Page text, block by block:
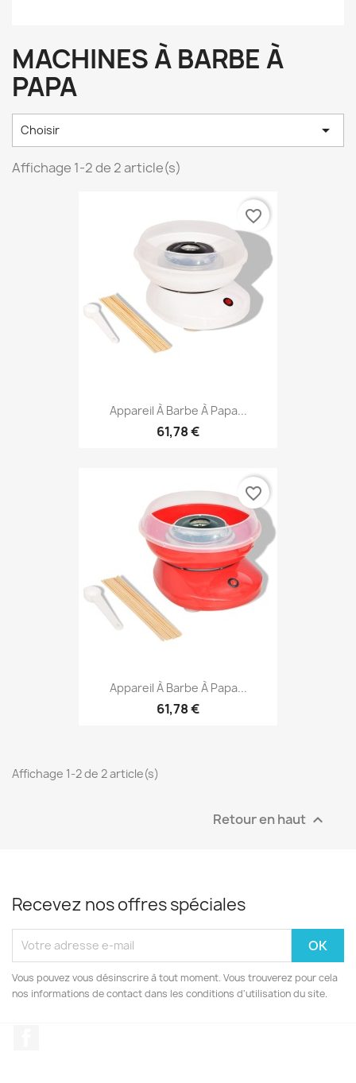
MACHINES À BARBE À
PAPA
Choisir 
Affichage 1-2 de 2 article(s)
Appareil À Barbe À Papa...
61,78 €
favorite_border
Appareil À Barbe À Papa...
61,78 €
favorite_border
Affichage 1-2 de 2 article(s)
Retour en haut 
Recevez nos offres spéciales
Vous pouvez vous désinscrire à tout moment. Vous trouverez pour cela
nos informations de contact dans les conditions d'utilisation du site.